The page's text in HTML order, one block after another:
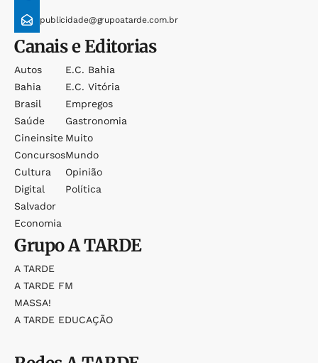
publicidade@grupoatarde.com.br
Canais e Editorias
Autos
Bahia
Brasil
Saúde
Cineinsite
Concursos
Cultura
Digital
Salvador
Economia
E.c. Bahia
E.c. Vitória
Empregos
Gastronomia
Muito
Mundo
Opinião
Política
GrupoA TARDE
A TARDE
A TARDE FM
MASSA!
A TARDE EDUCAÇÃO